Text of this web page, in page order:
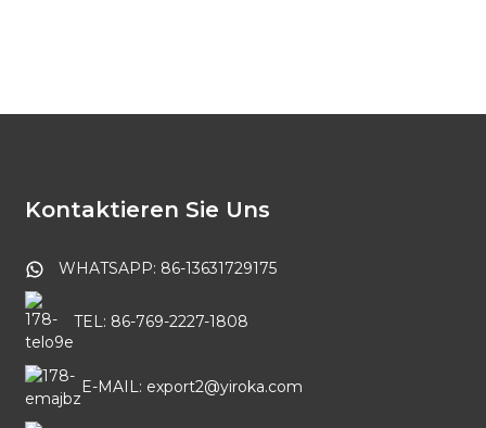
Kontaktieren Sie Uns
WHATSAPP: 86-13631729175
TEL: 86-769-2227-1808
E-MAIL: export2@yiroka.com